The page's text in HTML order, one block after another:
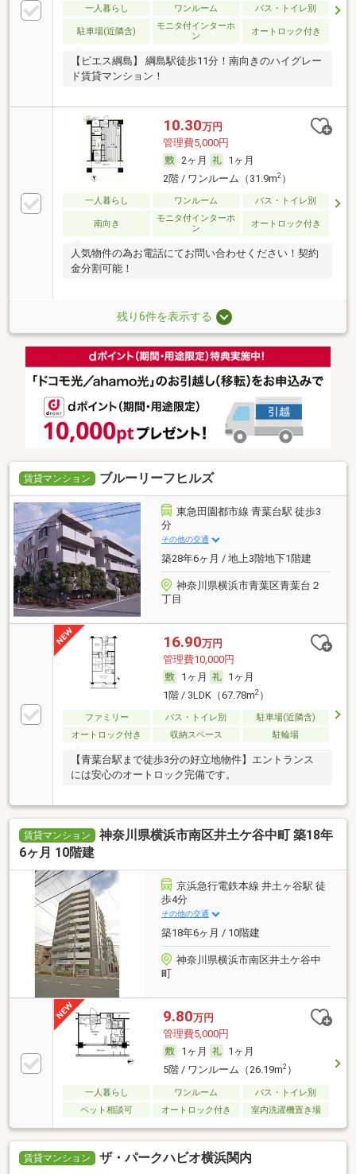
一人暮らし ワンルーム バス・トイレ別
駐車場(近隣含)
モニタ付インターホ
ン
オートロック付き
【ピエス綱島】 綱島駅徒歩11分！南向きのハイグレー
ド賃貸マンション！
10.30万円
管理費5,000円
2ヶ月
1ヶ月
2階 / ワンルーム（31.9m2）
一人暮らし ワンルーム バス・トイレ別
南向き
モニタ付インターホ
ン
オートロック付き
人気物件の為お電話にてお問い合わせください！契約
金分割可能！
残り6件を表示する
賃貸マンション ブルーリーフヒルズ
東急田園都市線 青葉台駅 徒歩3
分
その他の交通
築28年6ヶ月 / 地上3階地下1階建
神奈川県横浜市青葉区青葉台２
丁目
16.90万円
管理費10,000円
1ヶ月
1ヶ月
1階 / 3LDK（67.78m2）
ファミリー バス・トイレ別
駐車場(近隣含)
オートロック付き
収納スペース 駐輪場
【青葉台駅まで徒歩3分の好立地物件】エントランス
には安心のオートロック完備です。
賃貸マンション
神奈川県横浜市南区井土ケ谷中町 築18年
6ヶ月 10階建
京浜急行電鉄本線 井土ヶ谷駅 徒
歩4分
その他の交通
築18年6ヶ月 / 10階建
神奈川県横浜市南区井土ケ谷中
町
9.80万円
管理費5,000円
1ヶ月
1ヶ月
5階 / ワンルーム（26.19m2）
一人暮らし ワンルーム
バス・トイレ別
ペット相談可
オートロック付き 室内洗濯機置き場
賃貸マンション ザ・パークハビオ横浜関内